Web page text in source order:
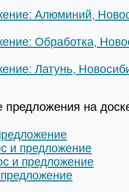
Алюминий,
Обработка,
Латунь,
предложения на
и предложение
и предложение